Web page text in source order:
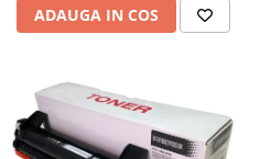
ADAUGA IN COS